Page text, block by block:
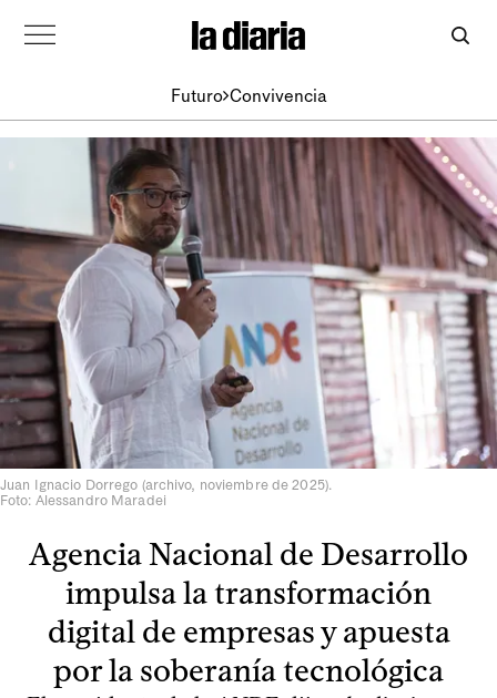
Futuro Convivencia
Juan Ignacio Dorrego (archivo, noviembre de 2025).
Foto: Alessandro Maradei
Agencia Nacional de Desarrollo
impulsa la transformación
digital de empresas y apuesta
por la soberanía tecnológica